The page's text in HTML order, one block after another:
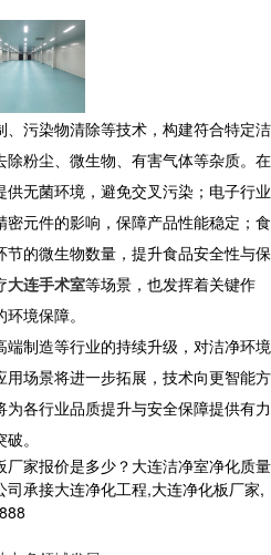
、污染物清除等技术，构建符合特定洁
粉尘、微生物、有害气体等杂质。在
无菌环境，避免交叉污染；电子行业
元件的影响，保障产品性能稳定；食
的微生物数量，提升食品安全性与保
大连手术室等场景，也发挥着关键作
境保障。
端制造等行业的持续升级，对洁净环境
场景将进一步拓展，技术向更智能方
各行业品质提升与安全保障提供有力
。
家报价是多少？大连洁净室净化质量
承接大连净化工程,大连净化板厂家,